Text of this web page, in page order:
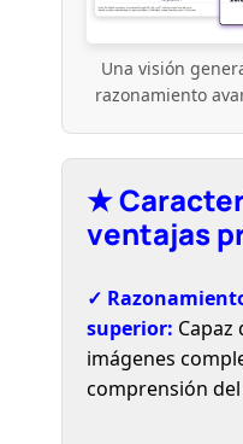
Una visión
razonamiento
★
ventajas
✓
superior:
imágenes
comprensión